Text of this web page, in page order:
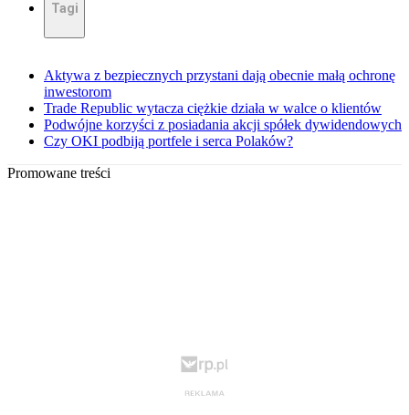
Tagi
Aktywa z bezpiecznych przystani dają obecnie małą ochronę
inwestorom
Trade Republic wytacza ciężkie działa w walce o klientów
Podwójne korzyści z posiadania akcji spółek dywidendowych
Czy OKI podbiją portfele i serca Polaków?
Promowane treści